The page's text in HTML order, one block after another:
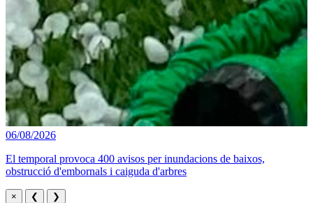
06/08/2026
El temporal provoca 400 avisos per inundacions de baixos,
obstrucció d'embornals i caiguda d'arbres
× ❮ ❯